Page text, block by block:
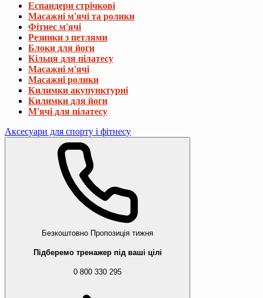
Еспандери стрічкові
Масажні м'ячі та ролики
Фітнес м'ячі
Резинки з петлями
Блоки для йоги
Кільця для пілатесу
Масажні м'ячі
Масажні ролики
Килимки акупунктурні
Килимки для йоги
М'ячі для пілатесу
Аксесуари для спорту і фітнесу
Безкоштовно Пропозиція тижня
Підберемо тренажер під ваші цілі
0 800 330 295